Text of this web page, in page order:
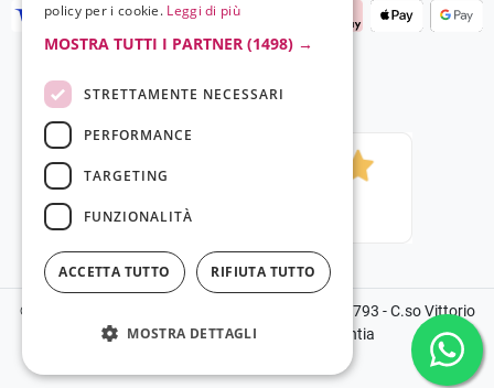
©2024 Copyright Grela Parfum - P.IVA 03136100793 - C.so Vittorio
Emanuele III, 14, 89900, Vibo Valentia
policy per i cookie. Leggi di più
MOSTRA TUTTI I PARTNER (1498) →
STRETTAMENTE NECESSARI
PERFORMANCE
TARGETING
FUNZIONALITÀ
ACCETTA TUTTO RIFIUTA TUTTO
MOSTRA DETTAGLI